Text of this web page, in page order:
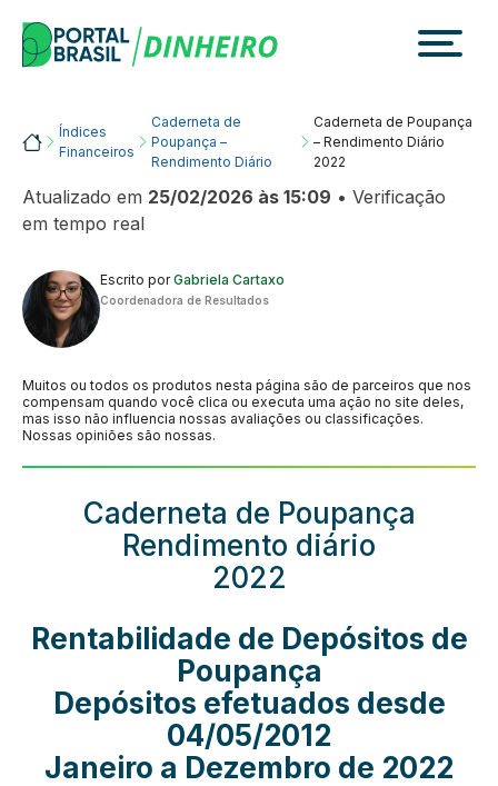
content
Portalbrasil
Índices
Financeiros
Caderneta de
Poupança –
Rendimento Diário
Caderneta de Poupança
– Rendimento Diário
2022
Atualizado em 25/02/2026 às 15:09 • Verificação
em tempo real
Escrito porGabriela Cartaxo
Coordenadora de Resultados
Muitos ou todos os produtos nesta página são de parceiros que nos
compensam quando você clica ou executa uma ação no site deles,
mas isso não influencia nossas avaliações ou classificações.
Nossas opiniões são nossas.
Caderneta de Poupança
Rendimento diário
2022
Rentabilidade de Depósitos de
Poupança
Depósitos efetuados desde
04/05/2012
Janeiro a Dezembro de 2022